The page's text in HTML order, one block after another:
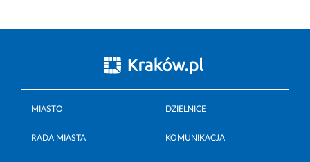
MIASTO DZIELNICE
RADA MIASTA KOMUNIKACJA